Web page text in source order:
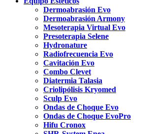
Dermoabrasión Evo
Dermoabrasión Armony
Mesoterapia Virtual Evo
Presoterapia Selene
Hydronature
Radiofrecuencia Evo
Cavitación Evo
Combo Clevet
Diatermia Talasia
Criolipólisis Kryomed
Sculp Evo
Ondas de Choque Evo
Ondas de Choque EvoPro
Hifu Cronox